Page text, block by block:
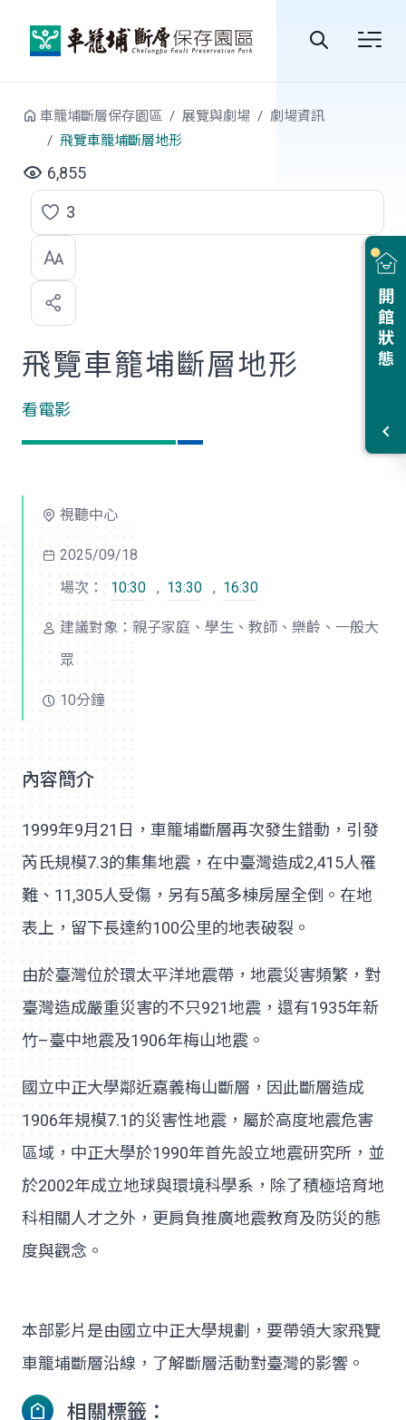
站
開館狀態
車籠埔斷層保存園區 展覽與劇場
劇場資訊
飛覽車籠埔斷層地形
6,855
點
選
喜
歡
3
飛覽車籠埔斷層地形
看電影
視聽中心
2025/09/18
場次：
10:30 , 13:30 , 16:30
建議對象：親子家庭、學生、教師、樂齡、一般大
眾
10分鐘
內容簡介
1999年9月21日，車籠埔斷層再次發生錯動，引發
芮氏規模7.3的集集地震，在中臺灣造成2,415人罹
難、11,305人受傷，另有5萬多棟房屋全倒。在地
表上，留下長達約100公里的地表破裂。
由於臺灣位於環太平洋地震帶，地震災害頻繁，對
臺灣造成嚴重災害的不只921地震，還有1935年新
竹–臺中地震及1906年梅山地震。
國立中正大學鄰近嘉義梅山斷層，因此斷層造成
1906年規模7.1的災害性地震，屬於高度地震危害
區域，中正大學於1990年首先設立地震研究所，並
於2002年成立地球與環境科學系，除了積極培育地
科相關人才之外，更肩負推廣地震教育及防災的態
度與觀念。
本部影片是由國立中正大學規劃，要帶領大家飛覽
車籠埔斷層沿線，了解斷層活動對臺灣的影響。
相關標籤：